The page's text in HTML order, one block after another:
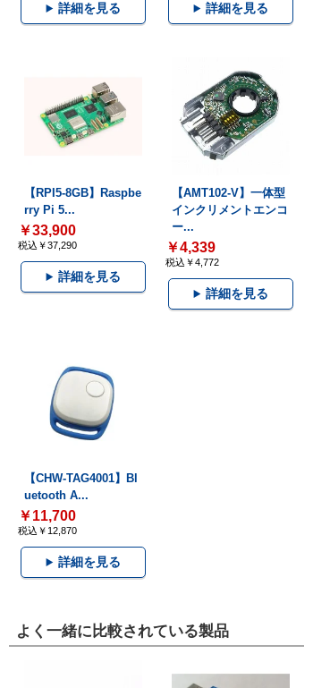
詳細を見る 詳細を見る
【RPI5-8GB】Raspbe
rry Pi 5...
￥33,900
税込￥37,290
詳細を見る
【AMT102-V】一体型
インクリメントエンコ
ー...
￥4,339
税込￥4,772
詳細を見る
【CHW-TAG4001】Bl
uetooth A...
￥11,700
税込￥12,870
詳細を見る
よく一緒に比較されている製品